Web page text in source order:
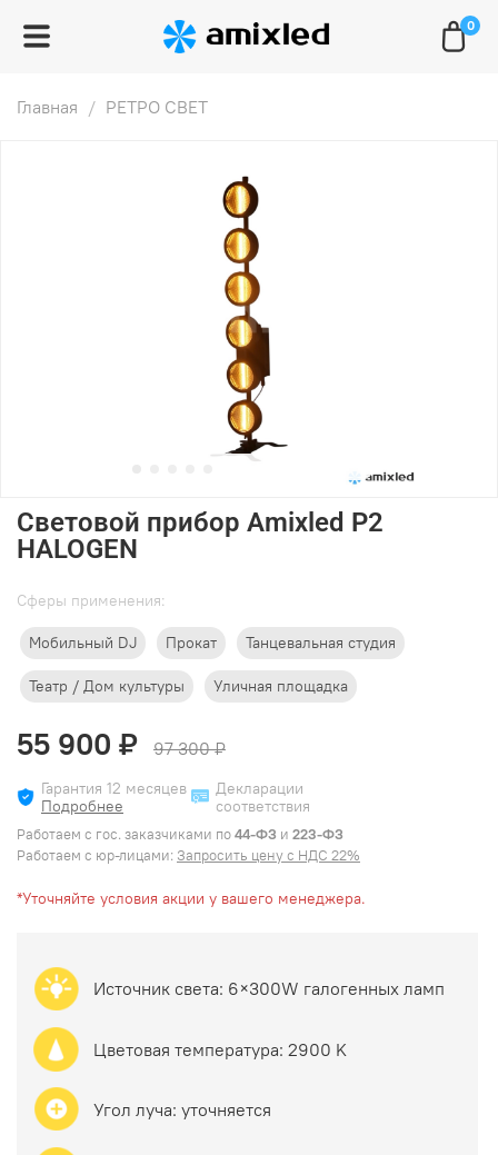
0
Главная РЕТРО СВЕТ
Световой прибор Amixled P2
HALOGEN
Cферы применения:
Мобильный DJ Прокат Танцевальная студия
Театр / Дом культуры Уличная площадка
55 900 ₽ 97 300 ₽
Гарантия 12 месяцев
Подробнее
Декларации
соответствия
Работаем с гос. заказчиками по44-ФЗ и 223-ФЗ
Работаем с юр-лицами: Запросить цену с НДС 22%
*Уточняйте условия акции у вашего менеджера.
Источник света: 6×300W галогенных ламп
Цветовая температура: 2900 K
Угол луча: уточняется